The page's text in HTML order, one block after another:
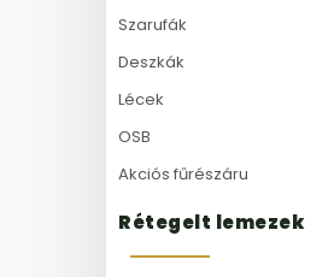
Szarufák
Deszkák
Lécek
OSB
Akciós fűrészáru
Rétegelt lemezek